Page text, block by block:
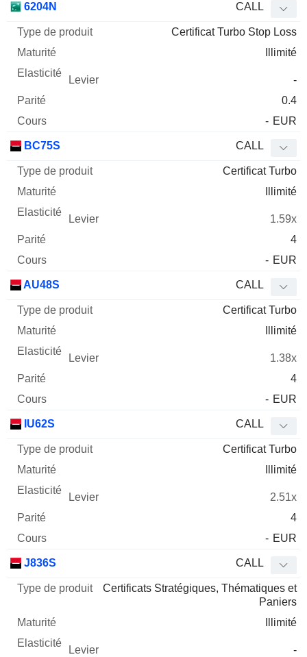
6204N CALL
Certificat Turbo Stop Loss
Illimité
-
0.4
- EUR
BC75S CALL
Certificat Turbo
Illimité
1.59x
4
- EUR
AU48S CALL
Certificat Turbo
Illimité
1.38x
4
- EUR
IU62S CALL
Certificat Turbo
Illimité
2.51x
4
- EUR
J836S CALL
Certificats Stratégiques, Thématiques et
Paniers
Illimité
-